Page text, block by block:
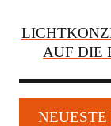
AUF DIE